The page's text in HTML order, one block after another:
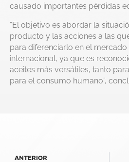
causado importantes pérdidas
“El objetivo es abordar la
producto y las acciones a las
para diferenciarlo en el mercado
internacional, ya que es
aceites más versátiles, tanto
para el consumo humano”,
ANTERIOR